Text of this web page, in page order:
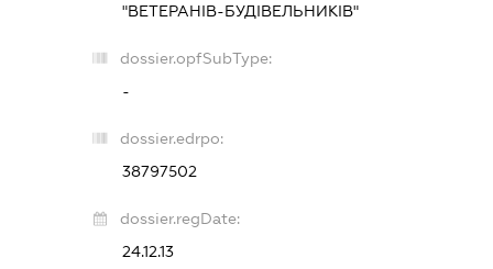
"ВЕТЕРАНІВ-БУДІВЕЛЬНИКІВ"
dossier.opfSubType:
-
dossier.edrpo:
38797502
dossier.regDate:
24.12.13